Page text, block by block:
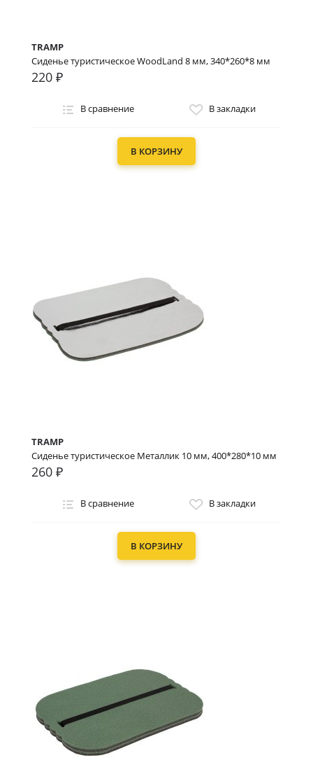
TRAMP
Сиденье туристическое WoodLand 8 мм, 340*260*8 мм
220 ₽
В сравнение В закладки
В КОРЗИНУ
TRAMP
Сиденье туристическое Металлик 10 мм, 400*280*10 мм
260 ₽
В сравнение В закладки
В КОРЗИНУ